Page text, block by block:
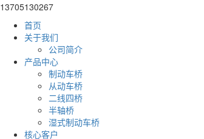
13705130267
首页
关于我们
公司简介
产品中心
制动车桥
从动车桥
二线四桥
半轴桥
湿式制动车桥
核心客户